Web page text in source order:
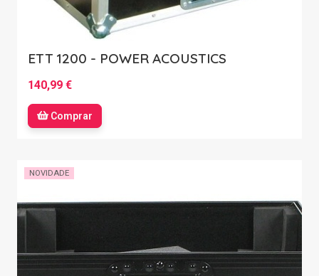
ETT 1200 - POWER ACOUSTICS
140,99 €
Comprar
NOVIDADE